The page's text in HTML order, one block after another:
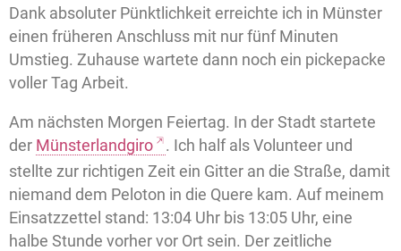
Dank absoluter Pünktlichkeit erreichte ich in Münster
einen früheren Anschluss mit nur fünf Minuten
Umstieg. Zuhause wartete dann noch ein pickepacke
voller Tag Arbeit.
Am nächsten Morgen Feiertag. In der Stadt startete
der Münsterlandgiro
. Ich half als Volunteer und
stellte zur richtigen Zeit ein Gitter an die Straße, damit
niemand dem Peloton in die Quere kam. Auf meinem
Einsatzzettel stand: 13:04 Uhr bis 13:05 Uhr, eine
halbe Stunde vorher vor Ort sein. Der zeitliche